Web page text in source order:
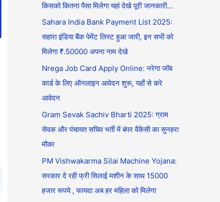
किसको कितना पैसा मिलेगा यहां देखे पूरी जानकारी…
Sahara India Bank Payment List 2025:
सहारा इंडिया बैंक पेमेंट लिस्ट हुआ जारी, इन सभी को
मिलेगा ₹.50000 अपना नाम देखे
Nrega Job Card Apply Online: नरेगा जॉब
कार्ड के लिए ऑनलाइन आवेदन शुरू, यहाँ से करे
आवेदन
Gram Sevak Sachiv Bharti 2025: ग्राम
सेवक और पंचायत सचिव भर्ती में बंपर वैकेंसी का सुनहरा
मौका
PM Vishwakarma Silai Machine Yojana:
सरकार दे रही फ्री सिलाई मशीन के साथ 15000
हजार रूपये , फायदा अब हर महिला को मिलेगा